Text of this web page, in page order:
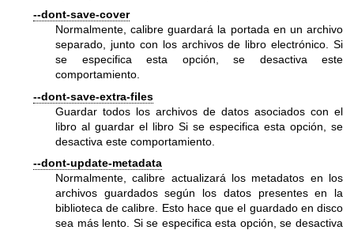
--dont-save-cover
Normalmente, calibre guardará la portada en un archivo
separado, junto con los archivos de libro electrónico. Si
se especifica esta opción, se desactiva este
comportamiento.
--dont-save-extra-files
Guardar todos los archivos de datos asociados con el
libro al guardar el libro Si se especifica esta opción, se
desactiva este comportamiento.
--dont-update-metadata
Normalmente, calibre actualizará los metadatos en los
archivos guardados según los datos presentes en la
biblioteca de calibre. Esto hace que el guardado en disco
sea más lento. Si se especifica esta opción, se desactiva